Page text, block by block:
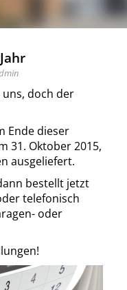
doch der
Ende dieser
31. Oktober 2015,
ausgeliefert.
bestellt jetzt
telefonisch
oder